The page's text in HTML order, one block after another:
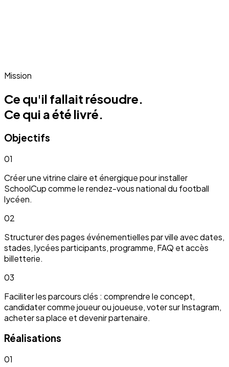
Mission
Ce qu'il fallait résoudre.
Ce qui a été livré.
Objectifs
01
Créer une vitrine claire et énergique pour installer
SchoolCup comme le rendez-vous national du football
lycéen.
02
Structurer des pages événementielles par ville avec dates,
stades, lycées participants, programme, FAQ et accès
billetterie.
03
Faciliter les parcours clés : comprendre le concept,
candidater comme joueur ou joueuse, voter sur Instagram,
acheter sa place et devenir partenaire.
Réalisations
01